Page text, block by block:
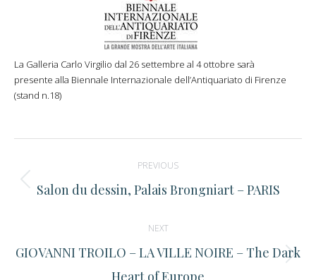
La Galleria Carlo Virgilio dal 26 settembre al 4 ottobre sarà
presente alla Biennale Internazionale dell’Antiquariato di Firenze
(stand n.18)
navigation
PREVIOUS
Previous
Salon du dessin, Palais Brongniart – PARIS
NEXT
Next
post:
GIOVANNI TROILO – LA VILLE NOIRE – The Dark
Heart of Europe